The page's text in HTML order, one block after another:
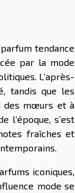
tendance
par la mode
L’après-
tandis que les
des mœurs et à
l’époque, s’est
fraîches et
iconiques,
mode se